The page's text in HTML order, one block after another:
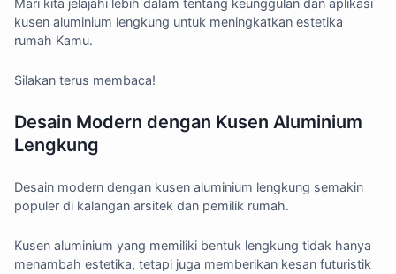
Mari kita jelajahi lebih dalam tentang keunggulan dan aplikasi
kusen aluminium lengkung untuk meningkatkan estetika
rumah Kamu.
Silakan terus membaca!
Desain Modern dengan Kusen Aluminium
Lengkung
Desain modern dengan kusen aluminium lengkung semakin
populer di kalangan arsitek dan pemilik rumah.
Kusen aluminium yang memiliki bentuk lengkung tidak hanya
menambah estetika, tetapi juga memberikan kesan futuristik